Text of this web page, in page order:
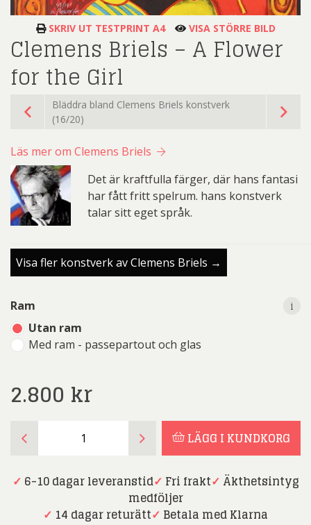
SKRIV UT TESTPRINT A4 VISA STÖRRE BILD
Clemens Briels – A Flower
for the Girl
Bläddra bland Clemens Briels konstverk
(16/20)
Läs mer om Clemens Briels
Det är kraftfulla färger, där hans fantasi
har fått fritt spelrum. hans konstverk
talar sitt eget språk.
Visa fler konstverk av Clemens Briels →
Ram
Utan ram
Med ram - passepartout och glas
i
2.800 kr
i
Briels
A
LÄGG I KUNDKORG
✓ 6-10 dagar leveranstid✓ Fri frakt✓ Äkthetsintyg
medföljer
✓ 14 dagar returätt✓ Betala med Klarna